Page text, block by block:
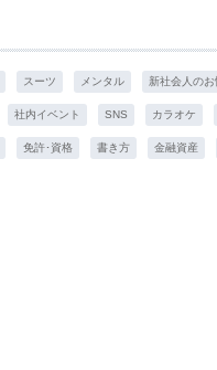
スーツ メンタル 新社会人の
社内イベント SNS カラオケ
免許･資格 書き方 金融資産